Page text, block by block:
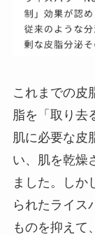
これまでの皮
脂を「取り去
肌に必要な皮
い、肌を乾燥
ました。しか
られたライス
ものを抑えて